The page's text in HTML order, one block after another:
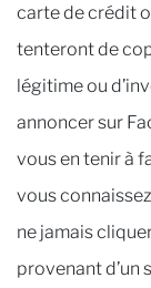
carte de crédit
tenteront de
légitime ou
annoncer sur
vous en tenir à
vous
ne jamais
provenant d’un